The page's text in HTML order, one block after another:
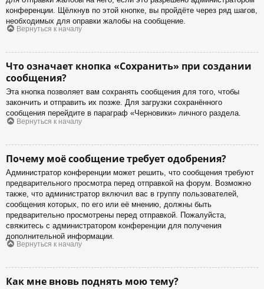
конференции. Щёлкнув по этой кнопке, вы пройдёте через ряд шагов,
необходимых для оправки жалобы на сообщение.
Вернуться к началу
Что означает кнопка «Сохранить» при создании
сообщения?
Эта кнопка позволяет вам сохранять сообщения для того, чтобы
закончить и отправить их позже. Для загрузки сохранённого
сообщения перейдите в параграф «Черновики» личного раздела.
Вернуться к началу
Почему моё сообщение требует одобрения?
Администратор конференции может решить, что сообщения требуют
предварительного просмотра перед отправкой на форум. Возможно
также, что администратор включил вас в группу пользователей,
сообщения которых, по его или её мнению, должны быть
предварительно просмотрены перед отправкой. Пожалуйста,
свяжитесь с администратором конференции для получения
дополнительной информации.
Вернуться к началу
Как мне вновь поднять мою тему?